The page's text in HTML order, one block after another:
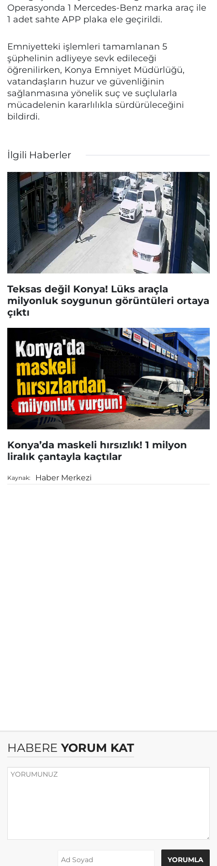
Operasyonda 1 Mercedes-Benz marka araç ile
1 adet sahte APP plaka ele geçirildi.
Emniyetteki işlemleri tamamlanan 5
şüphelinin adliyeye sevk edileceği
öğrenilirken, Konya Emniyet Müdürlüğü,
vatandaşların huzur ve güvenliğinin
sağlanmasına yönelik suç ve suçlularla
mücadelenin kararlılıkla sürdürüleceğini
bildirdi.
İlgili Haberler
Teksas değil Konya! Lüks araçla
milyonluk soygunun görüntüleri ortaya
çıktı
Konya’da maskeli hırsızlık! 1 milyon
liralık çantayla kaçtılar
Kaynak: Haber Merkezi
HABERE YORUM KAT